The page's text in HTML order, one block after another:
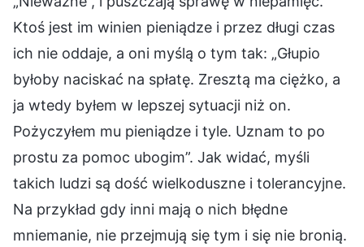
Ktoś jest im winien pieniądze i przez długi czas
ich nie oddaje, a oni myślą o tym tak: „Głupio
byłoby naciskać na spłatę. Zresztą ma ciężko, a
ja wtedy byłem w lepszej sytuacji niż on.
Pożyczyłem mu pieniądze i tyle. Uznam to po
prostu za pomoc ubogim”. Jak widać, myśli
takich ludzi są dość wielkoduszne i tolerancyjne.
Na przykład gdy inni mają o nich błędne
mniemanie, nie przejmują się tym i się nie bronią.